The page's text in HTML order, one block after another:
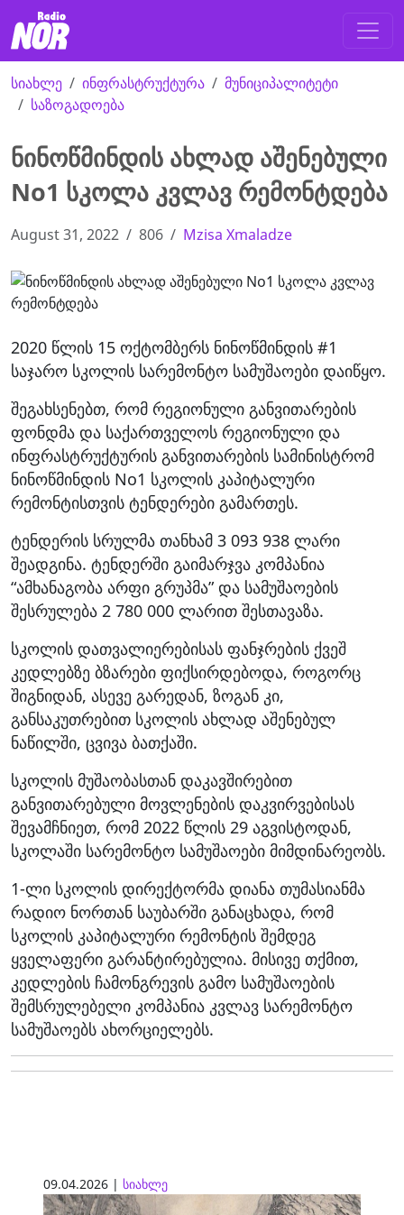
სიახლე ინფრასტრუქტურა
მუნიციპალიტეტი
საზოგადოება
ნინოწმინდის ახლად აშენებული
No1 სკოლა კვლავ რემონტდება
August 31, 2022 806 Mzisa Xmaladze
2020 წლის 15 ოქტომბერს ნინოწმინდის #1
საჯარო სკოლის სარემონტო სამუშაოები დაიწყო.
შეგახსენებთ, რომ რეგიონული განვითარების
ფონდმა და საქართველოს რეგიონული და
ინფრასტრუქტურის განვითარების სამინისტრომ
ნინოწმინდის No1 სკოლის კაპიტალური
რემონტისთვის ტენდერები გამართეს.
ტენდერის სრულმა თანხამ 3 093 938 ლარი
შეადგინა. ტენდერში გაიმარჯვა კომპანია
“ამხანაგობა არფი გრუპმა” და სამუშაოების
შესრულება 2 780 000 ლარით შესთავაზა.
სკოლის დათვალიერებისას ფანჯრების ქვეშ
კედლებზე ბზარები ფიქსირდებოდა, როგორც
შიგნიდან, ასევე გარედან, ზოგან კი,
განსაკუთრებით სკოლის ახლად აშენებულ
ნაწილში, ცვივა ბათქაში.
სკოლის მუშაობასთან დაკავშირებით
განვითარებული მოვლენების დაკვირვებისას
შევამჩნიეთ, რომ 2022 წლის 29 აგვისტოდან,
სკოლაში სარემონტო სამუშაოები მიმდინარეობს.
1-ლი სკოლის დირექტორმა დიანა თუმასიანმა
რადიო ნორთან საუბარში განაცხადა, რომ
სკოლის კაპიტალური რემონტის შემდეგ
ყველაფერი გარანტირებულია. მისივე თქმით,
კედლების ჩამონგრევის გამო სამუშაოების
შემსრულებელი კომპანია კვლავ სარემონტო
სამუშაოებს ახორციელებს.
09.04.2026 | სიახლე